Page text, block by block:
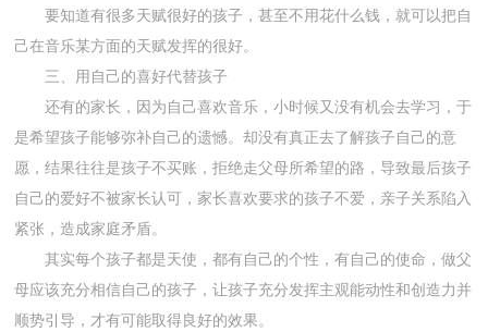
要知道有很多天赋很好的孩子，甚至不用花什么钱，就可以把自
己在音乐某方面的天赋发挥的很好。
三、用自己的喜好代替孩子
还有的家长，因为自己喜欢音乐，小时候又没有机会去学习，于
是希望孩子能够弥补自己的遗憾。却没有真正去了解孩子自己的意
愿，结果往往是孩子不买账，拒绝走父母所希望的路，导致最后孩子
自己的爱好不被家长认可，家长喜欢要求的孩子不爱，亲子关系陷入
紧张，造成家庭矛盾。
其实每个孩子都是天使，都有自己的个性，有自己的使命，做父
母应该充分相信自己的孩子，让孩子充分发挥主观能动性和创造力并
顺势引导，才有可能取得良好的效果。